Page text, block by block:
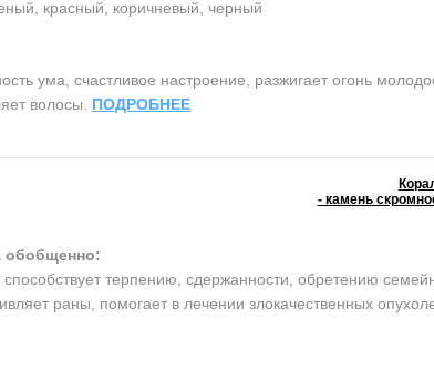
красный, коричневый, черный
ума, счастливое настроение, разжигает огонь
волосы. ПОДРОБНЕЕ
- камень
обобщенно:
терпению, сдержанности, обретению
раны, помогает в лечении злокачественных